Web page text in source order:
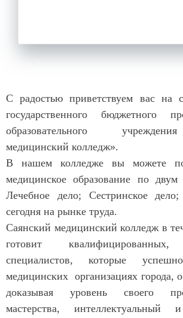
С радостью приветствуем вас на
государственного бюджетного
образовательного
медицинский колледж».
В нашем колледже вы можете
медицинское образование по двум
Лечебное дело; Сестринское дело;
сегодня на рынке труда.
Саянский медицинский колледж в
готовит квалифицированных,
специалистов, которые
медицинских организациях города,
доказывая уровень своего
мастерства, интеллектуальный